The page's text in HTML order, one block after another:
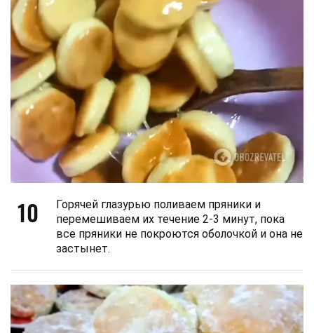
10
Горячей глазурью поливаем пряники и
перемешиваем их течение 2-3 минут, пока
все пряники не покроются оболочкой и она не
застынет.